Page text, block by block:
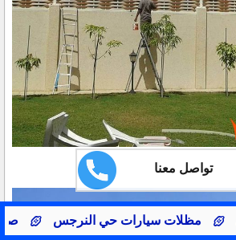
تواصل معنا
صيانة تغير قماش مظلات سيارات